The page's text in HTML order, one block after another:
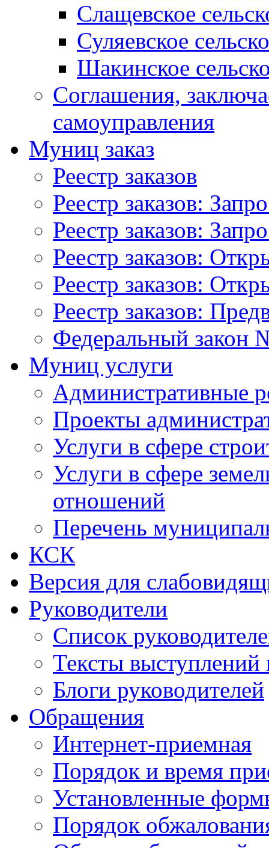
Слащевское
Суляевское
Шакинское
Соглашения,
самоуправления
Муниц заказ
Реестр заказов
Реестр заказов:
Реестр заказов:
Реестр заказов:
Реестр заказов:
Реестр заказов:
Федеральный закон
Муниц услуги
Административные
Проекты
Услуги в сфере
Услуги в сфере
отношений
Перечень
КСК
Версия для
Руководители
Список
Тексты выступлений
Блоги руководителей
Обращения
Интернет-приемная
Порядок и время
Установленные
Порядок